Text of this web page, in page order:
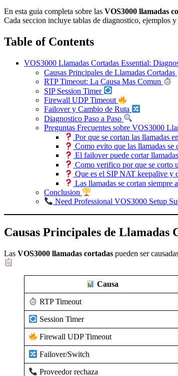
En esta guia completa sobre las VOS3000 llamadas
Cada seccion incluye tablas de diagnostico, ejemplos y
Table of Contents
VOS3000 Llamadas Cortadas Essential:
Causas Principales de Llamadas Cortadas
RTP Timeout: La Causa Mas Comun
SIP Session Timer
Firewall UDP Timeout
Failover y Cambio de Ruta
Diagnostico Paso a Paso
Preguntas Frecuentes sobre VOS3000
Por que se cortan las llamadas
Como evito que las llamadas se
El failover puede cortar
Como verifico por que se corto
Que es el SIP NAT keepalive y
Las llamadas se cortan siempre
Conclusion
Need Professional VOS3000 Setup
Causas Principales de Llamadas
Las VOS3000 llamadas cortadas pueden ser
Causa
RTP Timeout
Session Timer
Firewall UDP Timeout
Failover/Switch
Proveedor rechaza